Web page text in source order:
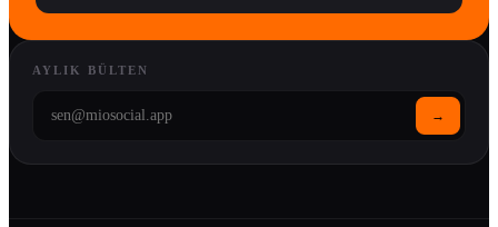
AYLIK BÜLTEN
→